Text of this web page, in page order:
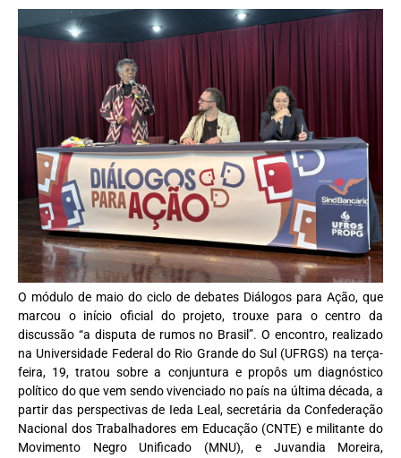
O módulo de maio do ciclo de debates Diálogos para Ação, que
marcou o início oficial do projeto, trouxe para o centro da
discussão “a disputa de rumos no Brasil”. O encontro, realizado
na Universidade Federal do Rio Grande do Sul (UFRGS) na terça-
feira, 19, tratou sobre a conjuntura e propôs um diagnóstico
político do que vem sendo vivenciado no país na última década, a
partir das perspectivas de Ieda Leal, secretária da Confederação
Nacional dos Trabalhadores em Educação (CNTE) e militante do
Movimento Negro Unificado (MNU), e Juvandia Moreira,